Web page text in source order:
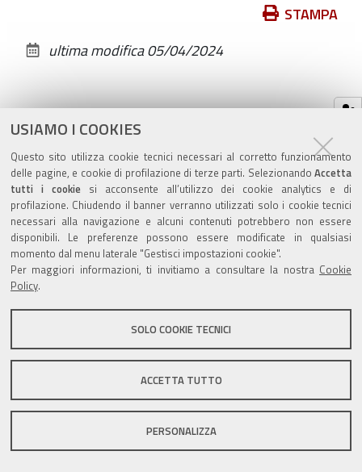
USIAMO I COOKIES
Questo sito utilizza cookie tecnici necessari al corretto funzionamento
delle pagine, e cookie di profilazione di terze parti. Selezionando Accetta
tutti i cookiesi acconsente all’utilizzo dei cookie analytics e di
profilazione. Chiudendo il banner verranno utilizzati solo i cookie tecnici
necessari alla navigazione e alcuni contenuti potrebbero non essere
disponibili. Le preferenze possono essere modificate in qualsiasi
momento dal menu laterale "Gestisci impostazioni cookie".
Per maggiori informazioni, ti invitiamo a consultare la nostra Cookie
Policy.
SOLO COOKIE TECNICI
ACCETTA TUTTO
PERSONALIZZA
documento
STAMPA
ultima modifica05/04/2024
Valuta questo sito
Sito istituzionale Comune di Zola Predosa
DPO|Accessibilità